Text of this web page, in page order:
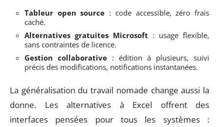
Tableur open source : code accessible, zéro frais
caché.
Alternatives gratuites Microsoft : usage flexible,
sans contraintes de licence.
Gestion collaborative : édition à plusieurs, suivi
précis des modifications, notifications instantanées.
La généralisation du travail nomade change aussi la
donne. Les alternatives à Excel offrent des
interfaces pensées pour tous les systèmes :